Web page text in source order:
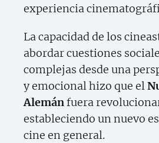
experiencia
La capacidad de los
abordar cuestiones
complejas desde una
y emocional hizo que el
Alemánfuera
estableciendo un nuevo
cine en general.